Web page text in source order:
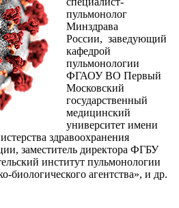
пульмонолог
Минздрава
России, заведующий
кафедрой
пульмонологии
ФГАОУ ВО Первый
Московский
государственный
медицинский
университет имени
здравоохранения
заместитель директора ФГБУ
институт пульмонологии
биологического агентства», и др.